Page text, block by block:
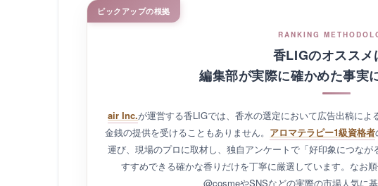
韓国で買った香水を日本に持ち帰るときの注意点はあり
RANKING
香LIGのオススメ
編集部が実際に確かめた事実
が運営する香LIGでは、香水の選定において広告出稿に